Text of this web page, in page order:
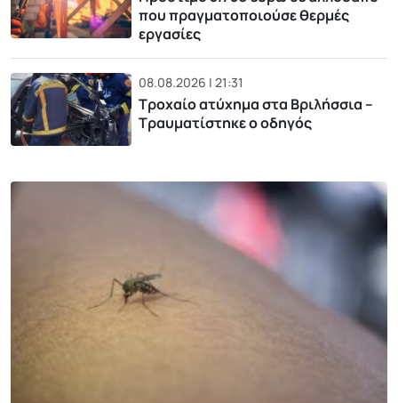
που πραγματοποιούσε θερμές
εργασίες
08.08.2026 | 21:31
Τροχαίο ατύχημα στα Βριλήσσια –
Τραυματίστηκε ο οδηγός